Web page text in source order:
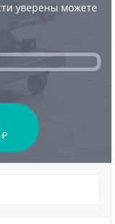
уверены можете
₽